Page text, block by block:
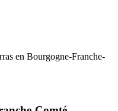
en Bourgogne-Franche-